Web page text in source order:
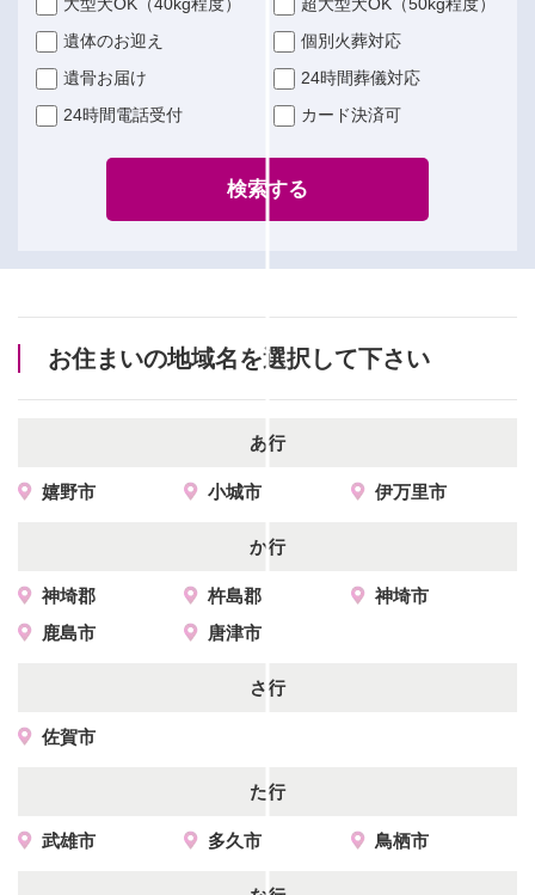
遺体のお迎え
個別火葬対応
遺骨お届け
24時間葬儀対応
24時間電話受付
カード決済可
検索する
お住まいの地域名を選択して下さい
あ行
嬉野市 小城市 伊万里市
か行
神埼郡 杵島郡
神埼市
鹿島市
唐津市
さ行
佐賀市
た行
武雄市 多久市 鳥栖市